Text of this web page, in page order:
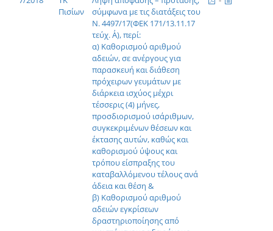
Πισίων
σύμφωνα με τις διατάξεις του
Ν. 4497/17(ΦΕΚ 171/13.11.17
τεύχ. Α΄), περί:
α) Καθορισμού αριθμού
αδειών, σε ανέργους για
παρασκευή και διάθεση
πρόχειρων γευμάτων με
διάρκεια ισχύος μέχρι
τέσσερις (4) μήνες,
προσδιορισμού ισάριθμων,
συγκεκριμένων θέσεων και
έκτασης αυτών, καθώς και
καθορισμού ύψους και
τρόπου είσπραξης του
καταβαλλόμενου τέλους ανά
άδεια και θέση &
β) Καθορισμού αριθμού
αδειών εγκρίσεων
δραστηριοποίησης από